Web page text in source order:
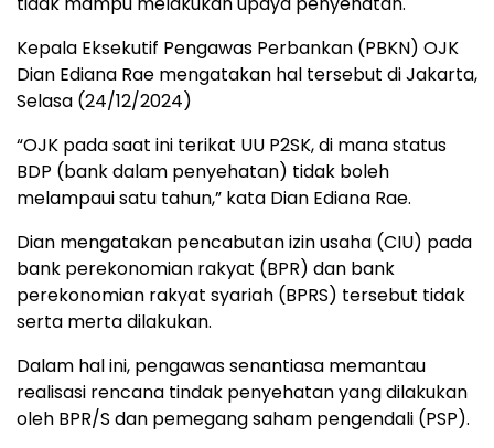
Kepala Eksekutif Pengawas Perbankan (PBKN) OJK
Dian Ediana Rae mengatakan hal tersebut di Jakarta,
Selasa (24/12/2024)
“OJK pada saat ini terikat UU P2SK, di mana status
BDP (bank dalam penyehatan) tidak boleh
melampaui satu tahun,” kata Dian Ediana Rae.
Dian mengatakan pencabutan izin usaha (CIU) pada
bank perekonomian rakyat (BPR) dan bank
perekonomian rakyat syariah (BPRS) tersebut tidak
serta merta dilakukan.
Dalam hal ini, pengawas senantiasa memantau
realisasi rencana tindak penyehatan yang dilakukan
oleh BPR/S dan pemegang saham pengendali (PSP).